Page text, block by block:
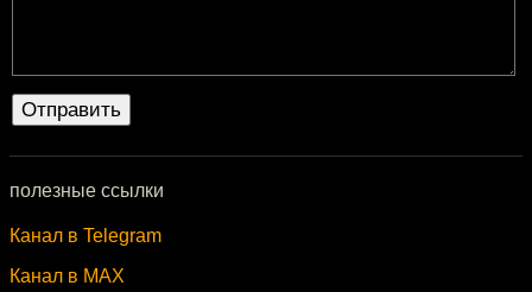
полезные ссылки
Канал в Telegram
Канал в MAX